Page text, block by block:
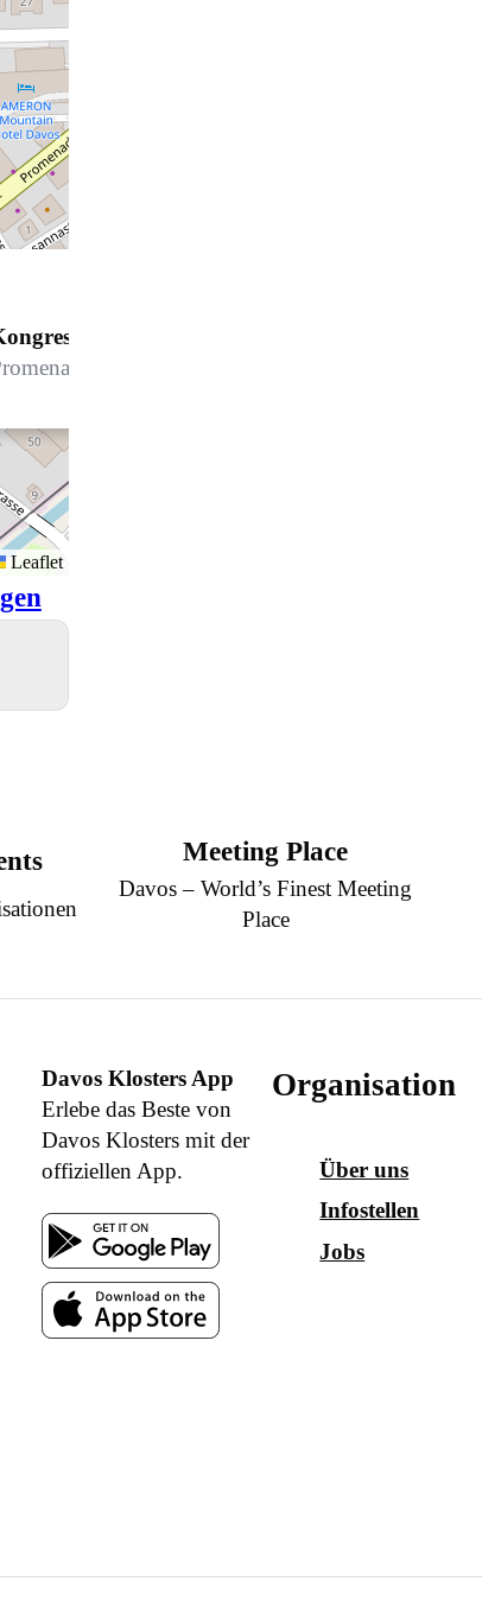
Hotel Davos
94, 7270 Davos Platz
Leaflet
Meeting Place
Davos – World’s Finest Meeting
Place
Davos Klosters App
Erlebe das Beste von
Davos Klosters mit der
offiziellen App.
Organisation
Über uns
Infostellen
Jobs